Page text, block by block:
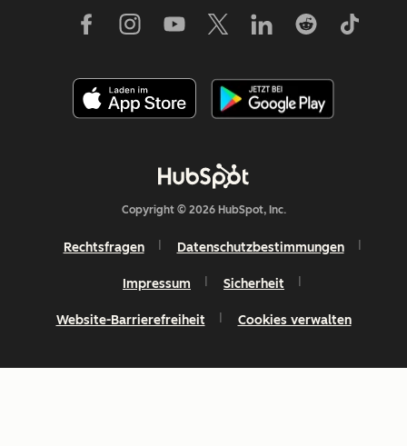
Copyright © 2026 HubSpot, Inc.
Rechtsfragen Datenschutzbestimmungen
Impressum Sicherheit
Website-Barrierefreiheit Cookies verwalten